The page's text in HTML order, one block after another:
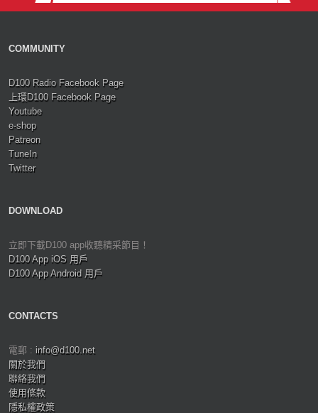
COMMUNITY
D100 Radio Facebook Page
上環D100 Facebook Page
Youtube
e-shop
Patreon
TuneIn
Twitter
DOWNLOAD
立即下載D100 app收聽精采節目！
D100 App iOS 用戶
D100 App Android 用戶
CONTACTS
電郵 : info@d100.net
關於我們
聯絡我們
使用條款
隱私權政策